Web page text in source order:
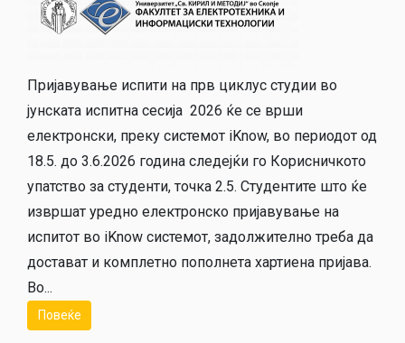
Пријавување испити на прв циклус студии во
јунската испитна сесија 2026 ќе се врши
електронски, преку системот iKnow, во периодот од
18.5. до 3.6.2026 година следејќи го Корисничкото
упатство за студенти, точка 2.5. Студентите што ќе
извршат уредно електронско пријавување на
испитот во iKnow системот, задолжително треба да
достават и комплетно пополнета хартиена пријава.
Во...
Повеќе